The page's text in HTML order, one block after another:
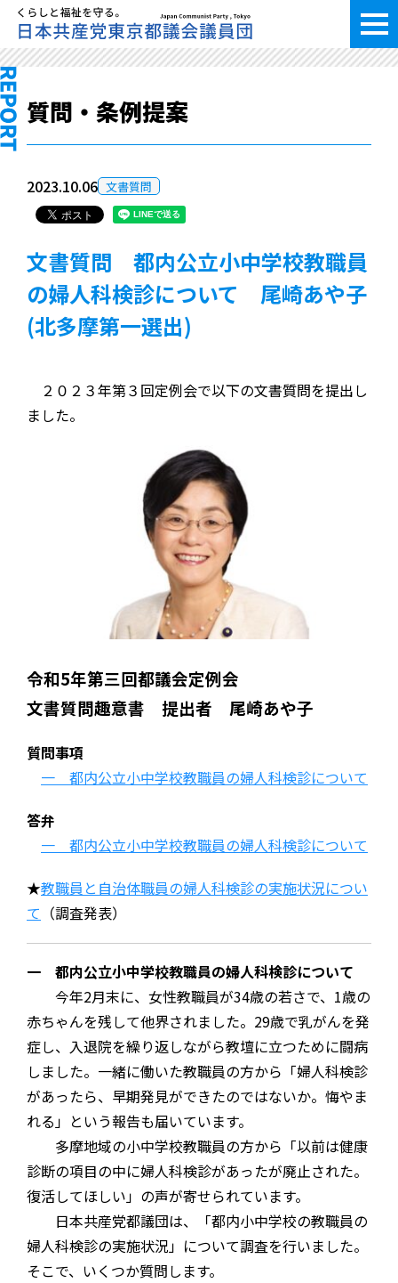
質問・条例提案
2023.10.06 文書質問
文書質問 都内公立小中学校教職員
の婦人科検診について 尾崎あや子
(北多摩第一選出)
２０２３年第３回定例会で以下の文書質問を提出し
ました。
令和5年第三回都議会定例会
文書質問趣意書 提出者 尾崎あや子
質問事項
一 都内公立小中学校教職員の婦人科検診について
答弁
一 都内公立小中学校教職員の婦人科検診について
★教職員と自治体職員の婦人科検診の実施状況につい
て （調査発表）
一 都内公立小中学校教職員の婦人科検診について
今年2月末に、女性教職員が34歳の若さで、1歳の
赤ちゃんを残して他界されました。29歳で乳がんを発
症し、入退院を繰り返しながら教壇に立つために闘病
しました。一緒に働いた教職員の方から「婦人科検診
があったら、早期発見ができたのではないか。悔やま
れる」という報告も届いています。
多摩地域の小中学校教職員の方から「以前は健康
診断の項目の中に婦人科検診があったが廃止された。
復活してほしい」の声が寄せられています。
日本共産党都議団は、「都内小中学校の教職員の
婦人科検診の実施状況」について調査を行いました。
そこで、いくつか質問します。